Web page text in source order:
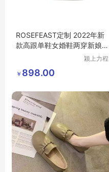
ROSEFEAST定制 2022年新
款高跟单鞋女婚鞋两穿新娘
颍上力程
￥ 898.00